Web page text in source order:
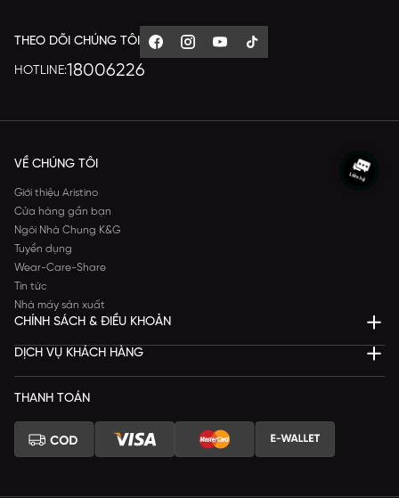
THEO DÕI CHÚNG TÔI
HOTLINE:18006226
VỀ CHÚNG TÔI
Giới thiệu Aristino
Cửa hàng gần bạn
Ngôi Nhà Chung K&G
Tuyển dụng
Wear-Care-Share
Tin tức
Nhà máy sản xuất
CHÍNH SÁCH & ĐIỀU KHOẢN
DỊCH VỤ KHÁCH HÀNG
THANH TOÁN